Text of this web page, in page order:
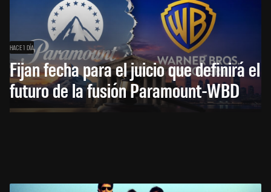
HACE 1 DÍA
Fijan fecha para el juicio que definirá el
futuro de la fusión Paramount-WBD